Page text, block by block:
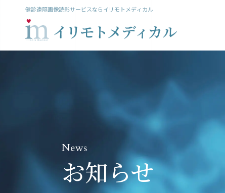
健診遠隔画像読影サービスならイリモトメディカル
News
お知らせ